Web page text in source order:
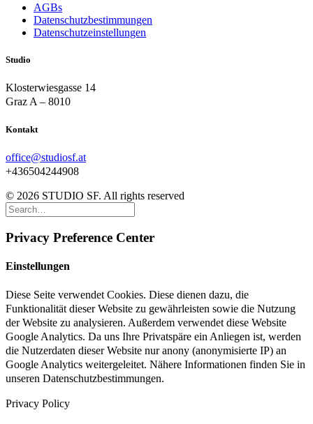
AGBs
Datenschutzbestimmungen
Datenschutzeinstellungen
Studio
Klosterwiesgasse 14
Graz A – 8010
Kontakt
office@studiosf.at
+436504244908
© 2026 STUDIO SF. All rights reserved
Privacy Preference Center
Einstellungen
Diese Seite verwendet Cookies. Diese dienen dazu, die
Funktionalität dieser Website zu gewährleisten sowie die Nutzung
der Website zu analysieren. Außerdem verwendet diese Website
Google Analytics. Da uns Ihre Privatspäre ein Anliegen ist, werden
die Nutzerdaten dieser Website nur anony (anonymisierte IP) an
Google Analytics weitergeleitet. Nähere Informationen finden Sie in
unseren Datenschutzbestimmungen.
Privacy Policy